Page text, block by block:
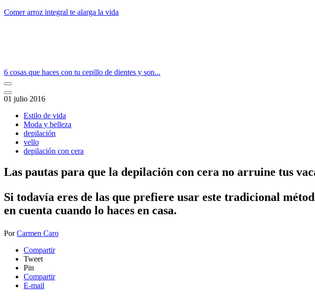
Comer arroz integral te alarga la vida
6 cosas que haces con tu cepillo de dientes y son...
01 julio 2016
Estilo de vida
Moda y belleza
depilación
vello
depilación con cera
Las pautas para que la depilación con cera no arruine tus
​Si todavía eres de las que prefiere usar este tradicional
en cuenta cuando lo haces en casa.
PorCarmen Caro
Compartir
Tweet
Pin
Compartir
E-mail